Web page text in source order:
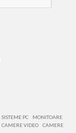
SISTEME PC
MONITOARE
CAMERE VIDEO
CAMERE